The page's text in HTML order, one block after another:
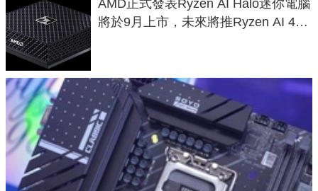
AMD正式發表Ryzen AI Halo迷你電腦
將於9月上市，未來將推Ryzen AI 400